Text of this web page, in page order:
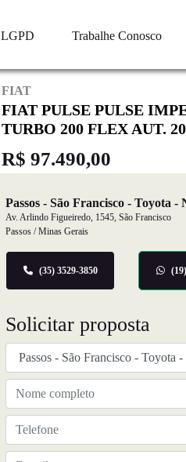
LGPD Trabalhe Conosco
FIAT
FIAT PULSE PULSE
TURBO 200 FLEX AUT.
R$ 97.490,00
Passos - São Francisco - Toyota -
Av. Arlindo Figueiredo, 1545, São Francisco
Passos / Minas Gerais
(35) 3529-3850
Solicitar proposta